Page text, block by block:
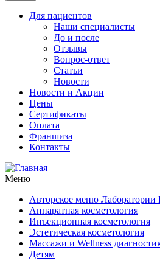
Для пациентов
Наши специалисты
До и после
Отзывы
Вопрос-ответ
Статьи
Новости
Новости и Акции
Цены
Сертификаты
Оплата
Франшиза
Контакты
Меню
Авторское меню Лаборатории
Аппаратная косметология
Инъекционная косметология
Эстетическая косметология
Массажи и Wellness
Детям